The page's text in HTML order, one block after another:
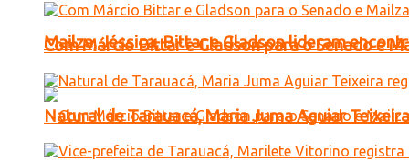
Mailza, Jéssica, Bittar e Gladson lideram
Com Márcio Bittar e Gladson para o Senado e
Natural de Tarauacá, Maria Juma Aguiar